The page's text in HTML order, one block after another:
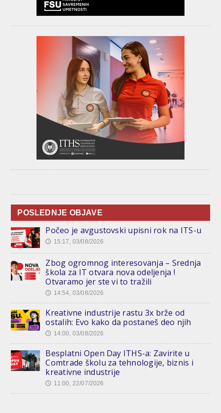
POSLEDNJE OBJAVE
Počeo je avgustovski upisni rok na ITS-u
🕔 15:17, 03/08/2026
Zbog ogromnog interesovanja – Srednja
škola za IT otvara nova odeljenja !
Otvaramo jer ste vi to tražili
🕔 14:54, 03/08/2026
Kreativne industrije rastu 3x brže od
ostalih: Evo kako da postaneš deo njih
🕔 14:00, 03/08/2026
Besplatni Open Day ITHS-a: Zavirite u
Comtrade školu za tehnologije, biznis i
kreativne industrije
🕔 11:00, 22/07/2026